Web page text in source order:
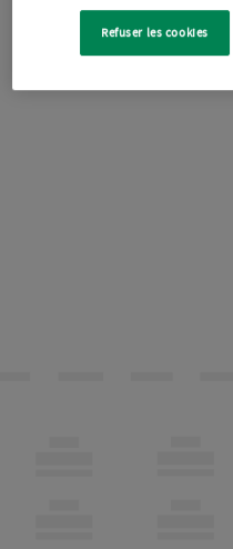
Refuser les cookies